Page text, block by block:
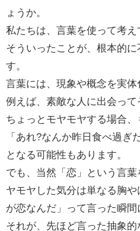
ょうか。
私たちは、言葉を使って考え
そういったことが、根本的
す。
言葉には、現象や概念を実体
例えば、素敵な人に出会っ
ちょっとモヤモヤする場合、
「あれ?なんか昨日食べ過ぎ
と なる可能性もあります。
でも、当然「恋」という言
ヤモヤした気分は単なる胸
が恋なんだ」って言った瞬間
それが、先ほど言った抽象